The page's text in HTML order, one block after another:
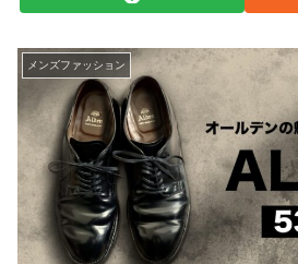
メンズファッション